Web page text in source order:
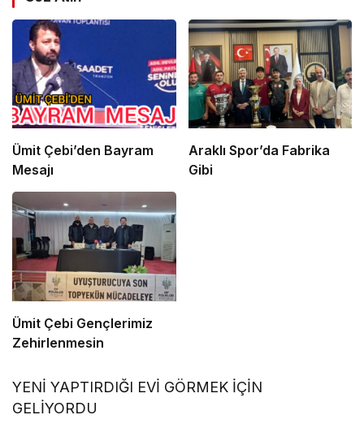
Ümit Çebi’den Bayram
Mesajı
Araklı Spor’da Fabrika
Gibi
Ümit Çebi Gençlerimiz
Zehirlenmesin
YENİ YAPTIRDIĞI EVİ GÖRMEK İÇİN
GELİYORDU